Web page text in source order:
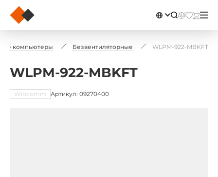
компьютеры Безвентиляторные WLPM-922-MBKFT
WLPM-922-MBKFT
Wincomm Артикул: 09270400